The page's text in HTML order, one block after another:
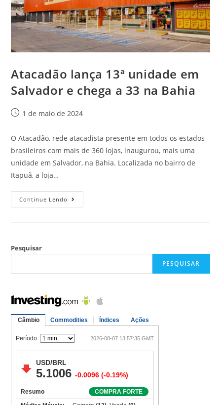
Atacadão lança 13ª unidade em
Salvador e chega a 33 na Bahia
1 de maio de 2024
O Atacadão, rede atacadista presente em todos os estados
brasileiros com mais de 360 lojas, inaugurou, mais uma
unidade em Salvador, na Bahia. Localizada no bairro de
Itapuã, a loja…
Continue Lendo
Pesquisar
PESQUISAR